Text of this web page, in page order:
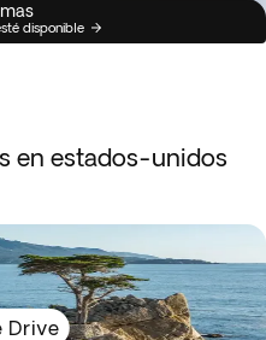
disponible
en estados-unidos
Drive